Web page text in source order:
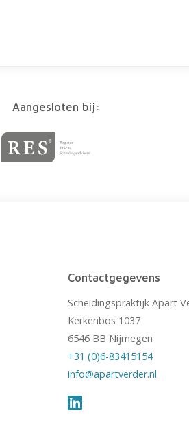
Aangesloten bij:
Contactgegevens
Scheidingspraktijk Apart
Kerkenbos 1037
6546 BB Nijmegen
+31 (0)6-83415154
info@apartverder.nl